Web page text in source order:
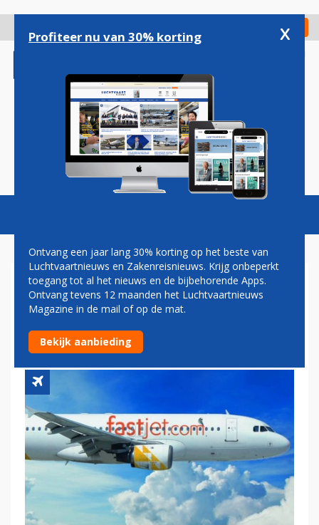
gaan
Check in
Magazine Podcasts Vacatures
EASYJET-OPRICHTER VREEST
OMVALLEN PRIJSVECHTER
FASTJET
Profiteer nu van 30% korting x
Ontvang een jaar lang 30% korting op het beste van
Luchtvaartnieuws en Zakenreisnieuws. Krijg onbeperkt
toegang tot al het nieuws en de bijbehorende Apps.
Ontvang tevens 12 maanden het Luchtvaartnieuws
Magazine in de mail of op de mat.
Bekijk aanbieding